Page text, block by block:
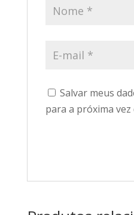
Salvar meus
para a próxima